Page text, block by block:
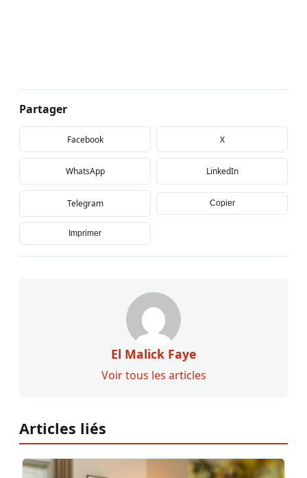
Partager
Facebook X
WhatsApp LinkedIn
Telegram Copier
Imprimer
El Malick Faye
Voir tous les articles
Articles liés